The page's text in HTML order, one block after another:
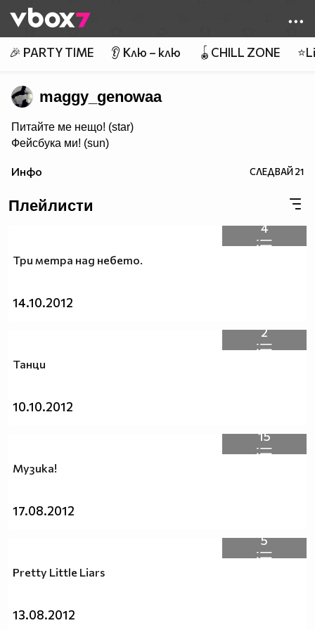
👾
🎉 PARTY TIME 👂 Клю – клю 🪀CHILL ZONE
maggy_genowaa
Питайте ме нещо! (star)
Фейсбука ми! (sun)
Инфо СЛЕДВАЙ21
Плейлисти
4
Три метра над небето.
14.10.2012
2
Танци
10.10.2012
15
Музика!
17.08.2012
5
Pretty Little Liars
13.08.2012